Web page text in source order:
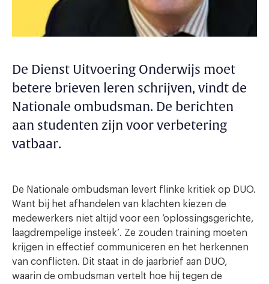
De Dienst Uitvoering Onderwijs moet
betere brieven leren schrijven, vindt de
Nationale ombudsman. De berichten
aan studenten zijn voor verbetering
vatbaar.
De Nationale ombudsman levert flinke kritiek op DUO.
Want bij het afhandelen van klachten kiezen de
medewerkers niet altijd voor een ‘oplossingsgerichte,
laagdrempelige insteek’. Ze zouden training moeten
krijgen in effectief communiceren en het herkennen
van conflicten. Dit staat in de jaarbrief aan DUO,
waarin de ombudsman vertelt hoe hij tegen de